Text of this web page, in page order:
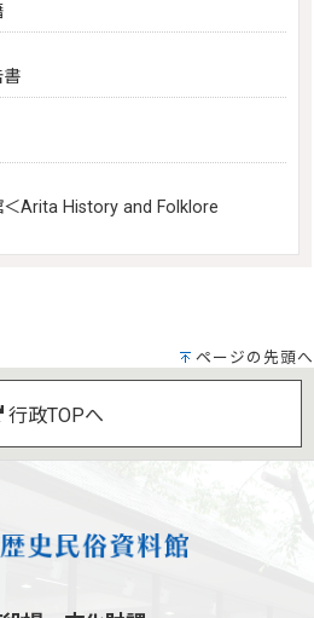
Arita History and Folklore
ページの先頭へ
行政TOPへ